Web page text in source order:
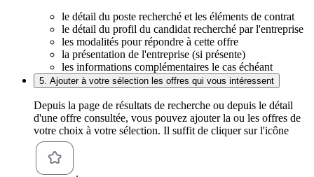
le détail du poste recherché et les éléments de contrat
le détail du profil du candidat recherché par l'entreprise
les modalités pour répondre à cette offre
la présentation de l'entreprise (si présente)
les informations complémentaires le cas échéant
5. Ajouter à votre sélection les offres qui vous intéressent
Depuis la page de résultats de recherche ou depuis le détail
d'une offre consultée, vous pouvez ajouter la ou les offres de
votre choix à votre sélection. Il suffit de cliquer sur l'icône
.